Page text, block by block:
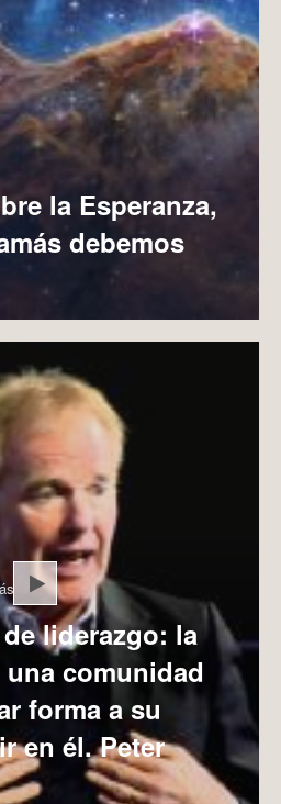
la Esperanza,
debemos
Play
liderazgo: la
comunidad
forma a su
en él. Peter